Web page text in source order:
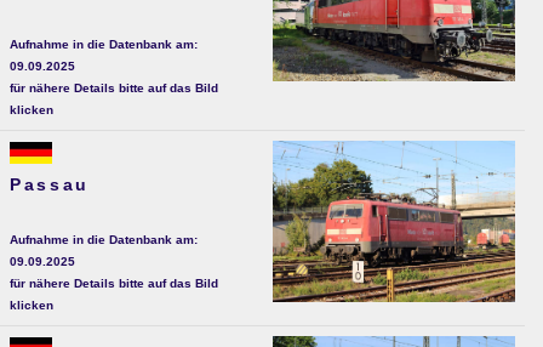
Aufnahme in die Datenbank am:
09.09.2025
für nähere Details bitte auf das Bild
klicken
Passau
Aufnahme in die Datenbank am:
09.09.2025
für nähere Details bitte auf das Bild
klicken